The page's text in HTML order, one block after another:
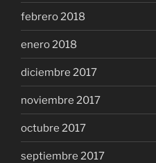
febrero 2018
enero 2018
diciembre 2017
noviembre 2017
octubre 2017
septiembre 2017